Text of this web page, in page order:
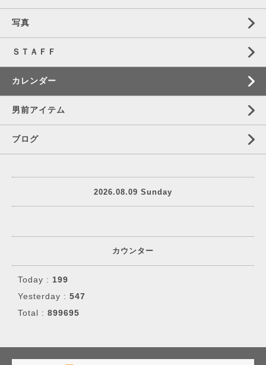
写真
ＳＴＡＦＦ
カレンダー
男前アイテム
ブログ
2026.08.09 Sunday
カウンター
Today : 199
Yesterday : 547
Total : 899695